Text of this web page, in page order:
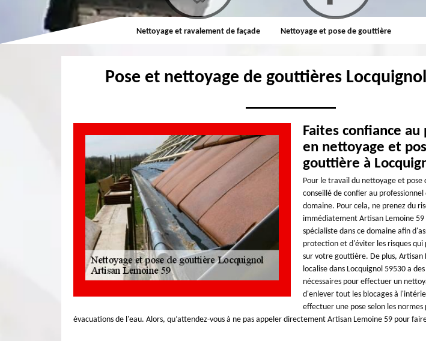
Couvreur Nettoyage et ravalement de façade Nettoyage et pose de gouttière
Pose et nettoyage de gouttières
Faites confiance
en nettoyage et
gouttière à
Pour le travail du nettoyage et pose
conseillé de confier au professionnel
domaine. Pour cela, ne prenez du
immédiatement Artisan Lemoine 59
spécialiste dans ce domaine afin
protection et d'éviter les risques
sur votre gouttière. De plus, Artisan
localise dans Locquignol 59530 a
nécessaires pour effectuer un
d'enlever tout les blocages à
effectuer une pose selon les
évacuations de l'eau. Alors, qu’attendez-vous à ne pas appeler directement Artisan Lemoine 59 pour